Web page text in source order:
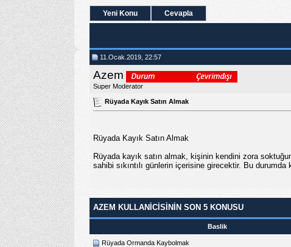
Yeni Konu Cevapla
11.Ocak.2019, 22:57
Azem
Super Moderator
Rüyada Kayık Satın Almak
Rüyada Kayık Satın Almak
Rüyada kayık satın almak, kişinin kendini zora
sahibi sıkıntılı günlerin içerisine girecektir. Bu
AZEM KULLANICISININ SON 5 KONUSU
Baslik
Rüyada Ormanda Kaybolmak